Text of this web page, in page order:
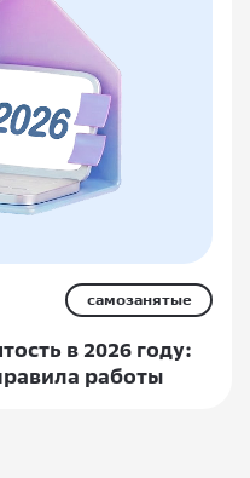
самозанятые
в 2026 году:
работы